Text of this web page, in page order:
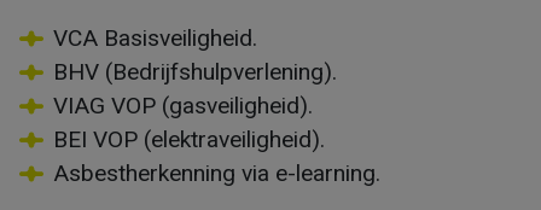
VCA Basisveiligheid.
BHV (Bedrijfshulpverlening).
VIAG VOP (gasveiligheid).
BEI VOP (elektraveiligheid).
Asbestherkenning via e-learning.